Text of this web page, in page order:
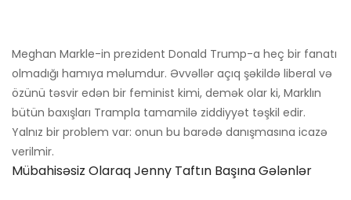
Meghan Markle-in prezident Donald Trump-a heç bir fanatı
olmadığı hamıya məlumdur. Əvvəllər açıq şəkildə liberal və
özünü təsvir edən bir feminist kimi, demək olar ki, Marklın
bütün baxışları Trampla tamamilə ziddiyyət təşkil edir.
Yalnız bir problem var: onun bu barədə danışmasına icazə
verilmir.
Mübahisəsiz Olaraq Jenny Taftın Başına Gələnlər